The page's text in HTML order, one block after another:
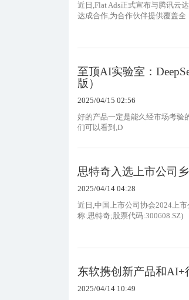
近日,Flat Ads正式宣布与腾讯云
达成合作,为合作伙伴提供覆盖全
至顶AI实验室：
版）
2025/04/15 02:56
好的产品一定是能久经市场考验
们可以看到,D
思特奇入选上市公司
2025/04/14 04:28
近日,中国上市公司协会2024上
称:思特奇;股票代码:300608.SZ)
东软携创新产品和AI+
2025/04/14 10:49